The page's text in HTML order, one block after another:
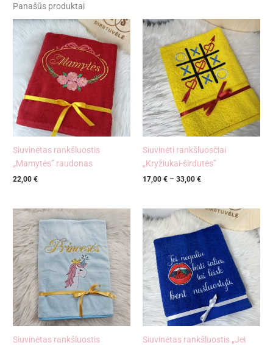
Panašūs produktai
Siuvinėtas rankšluostis
„Mamytės” raudonas
22,00€
Siuvinėti rankšluosčiai
„Kryžiukai-širdutės”
17,00 € – 33,00 €
Price
range:
17,00 €
through
33,00 €
Siuvinėtas rankšluostis
Siuvinėtas rankšluostis „Jei